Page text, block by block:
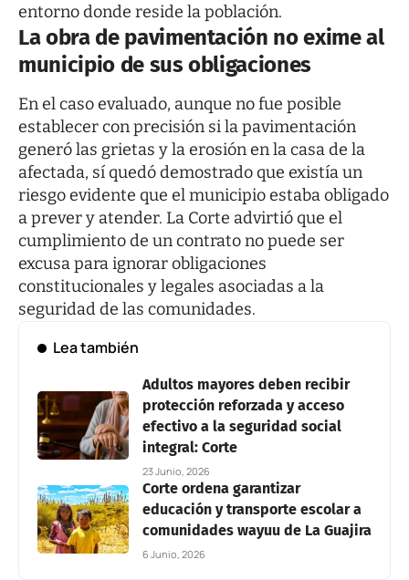
entorno donde reside la población.
La obra de pavimentación no exime al
municipio de sus obligaciones
En el caso evaluado, aunque no fue posible
establecer con precisión si la pavimentación
generó las grietas y la erosión en la casa de la
afectada, sí quedó demostrado que existía un
riesgo evidente que el municipio estaba obligado
a prever y atender. La Corte advirtió que el
cumplimiento de un contrato no puede ser
excusa para ignorar obligaciones
constitucionales y legales asociadas a la
seguridad de las comunidades.
Lea también
Adultos mayores deben recibir
protección reforzada y acceso
efectivo a la seguridad social
integral: Corte
23 Junio, 2026
Corte ordena garantizar
educación y transporte escolar a
comunidades wayuu de La Guajira
6 Junio, 2026